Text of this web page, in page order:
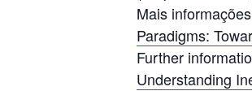
Mais
Paradigms:
Further
Understanding